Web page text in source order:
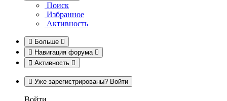
Поиск
Избранное
Активность
Больше
Навигация форума
Активность
Уже зарегистрированы? Войти
Войти